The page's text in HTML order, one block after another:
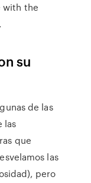
with the
su
de las
las
que
las
pero